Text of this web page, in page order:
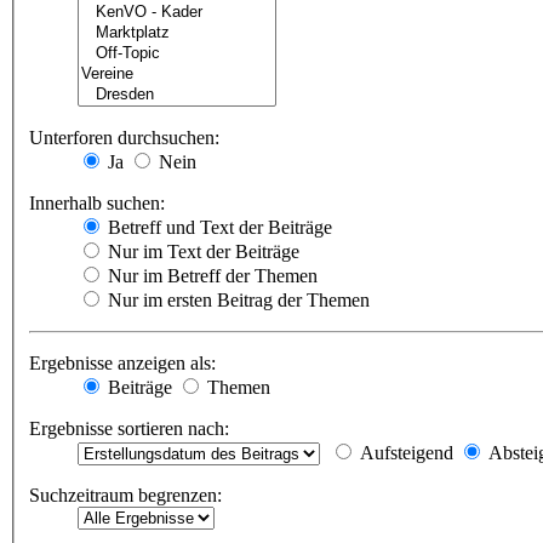
Unterforen durchsuchen:
Ja
Nein
Innerhalb suchen:
Betreff und Text der Beiträge
Nur im Text der Beiträge
Nur im Betreff der Themen
Nur im ersten Beitrag der Themen
Ergebnisse anzeigen als:
Beiträge
Themen
Ergebnisse sortieren nach:
Aufsteigend
Suchzeitraum begrenzen: